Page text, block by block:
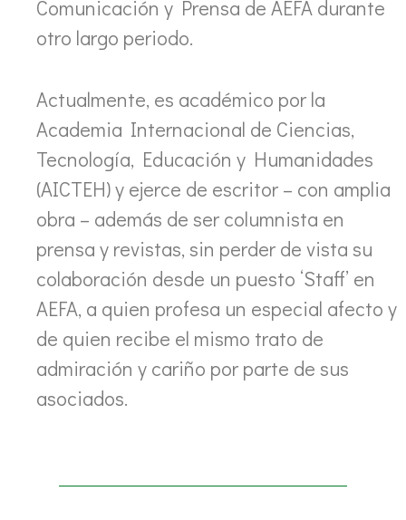
Comunicación y Prensa de AEFA durante
otro largo periodo.
Actualmente, es académico por la
Academia Internacional de Ciencias,
Tecnología, Educación y Humanidades
(AICTEH) y ejerce de escritor – con amplia
obra – además de ser columnista en
prensa y revistas, sin perder de vista su
colaboración desde un puesto ‘Staff’ en
AEFA, a quien profesa un especial afecto y
de quien recibe el mismo trato de
admiración y cariño por parte de sus
asociados.